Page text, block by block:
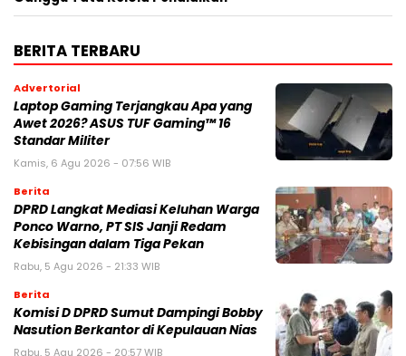
BERITA TERBARU
Advertorial
Laptop Gaming Terjangkau Apa yang
Awet 2026? ASUS TUF Gaming™ 16
Standar Militer
Kamis, 6 Agu 2026 - 07:56 WIB
Berita
DPRD Langkat Mediasi Keluhan Warga
Ponco Warno, PT SIS Janji Redam
Kebisingan dalam Tiga Pekan
Rabu, 5 Agu 2026 - 21:33 WIB
Berita
Komisi D DPRD Sumut Dampingi Bobby
Nasution Berkantor di Kepulauan Nias
Rabu, 5 Agu 2026 - 20:57 WIB